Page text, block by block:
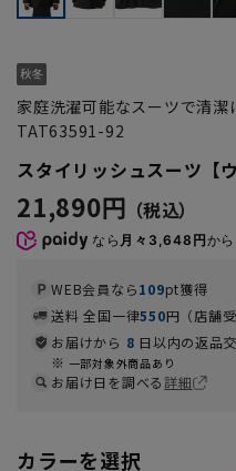
家庭洗濯可能なスーツで清潔
TAT63591-92
スタイリッシュスーツ【
21,890円
なら 月々3,648円か
WEB会員なら109pt獲得
送料 全国一律550円（店舗
お届けから 8 日以内の返品
一部対象外商品あり
お届け日を調べる詳細
カラーを選択